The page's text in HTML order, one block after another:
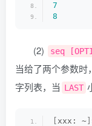
7
8
(2) seq
当给了两个参数时
字列表，当 LAST
xxx: ~